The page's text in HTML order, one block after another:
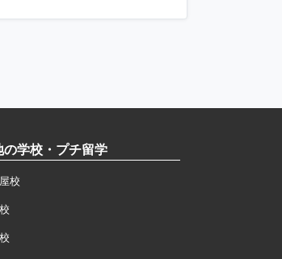
の学校・プチ留学
校